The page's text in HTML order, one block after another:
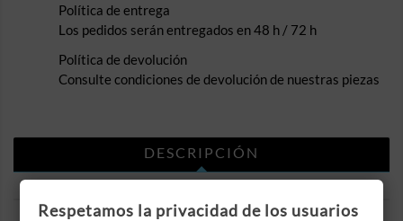
Política de entrega
Los pedidos serán entregados en 48 h / 72 h
Política de devolución
Consulte condiciones de devolución de nuestras piezas
DESCRIPCIÓN
DETALLES DEL PRODUCTO
Respetamos la privacidad de los usuarios